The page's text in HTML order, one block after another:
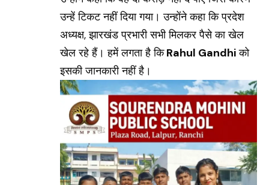
उन्हें टिकट नहीं दिया गया। उन्होंने कहा कि प्रदेश
अध्यक्ष, झारखंड प्रभारी सभी मिलकर पैसे का खेल
खेल रहे हैं। हमें लगता है किRahul Gandhiको
इसकी जानकारी नहीं है।